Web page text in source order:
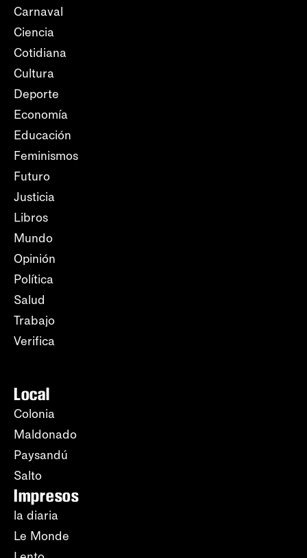
Carnaval
Ciencia
Cotidiana
Cultura
Deporte
Economía
Educación
Feminismos
Futuro
Justicia
Libros
Mundo
Opinión
Política
Salud
Trabajo
Verifica
Local
Colonia
Maldonado
Paysandú
Salto
Impresos
la diaria
Le Monde